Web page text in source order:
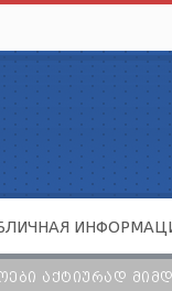
ᲐᲥᲢᲘᲣᲠᲐᲓ